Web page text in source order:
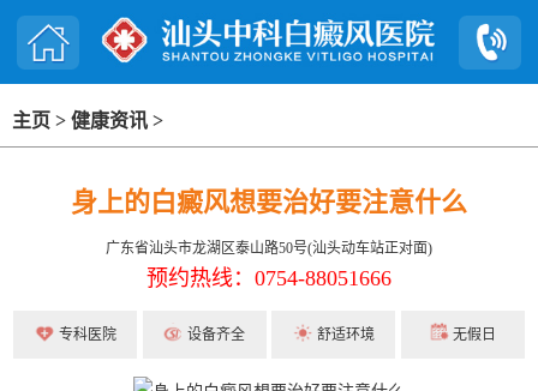
主页 > 健康资讯 >
身上的白癜风想要治好要注意什么
广东省汕头市龙湖区泰山路50号(汕头动车站正对面)
预约热线：0754-88051666
专科医院 设备齐全 舒适环境 无假日